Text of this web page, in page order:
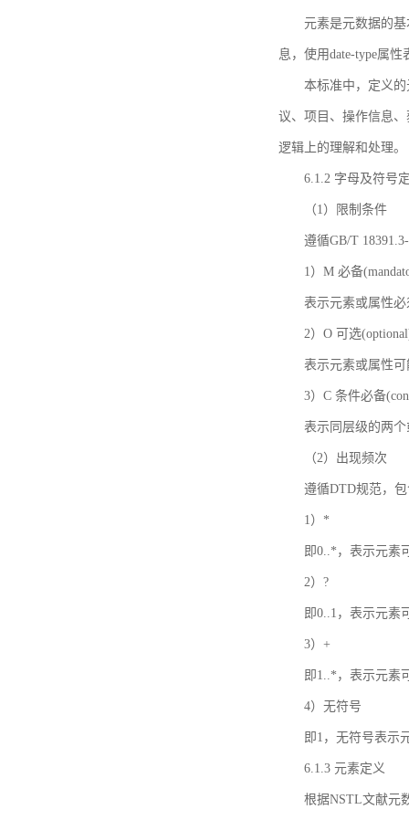
元素是元数据的
息，使用date-type属
本标准中，定义
议、项目、操作信息
逻辑上的理解和处理。
6.1.2 字母及符号
（1）限制条件
遵循GB/T
1）M 必备
表示元素或属性
2）O 可选
表示元素或属性
3）C 条件必备
表示同层级的两
（2）出现频次
遵循DTD规范，
1）*
即0..*，表示元素
2）?
即0..1，表示元素
3）+
即1..*，表示元素
4）无符号
即1，无符号表示
6.1.3 元素定义
根据NSTL文献元